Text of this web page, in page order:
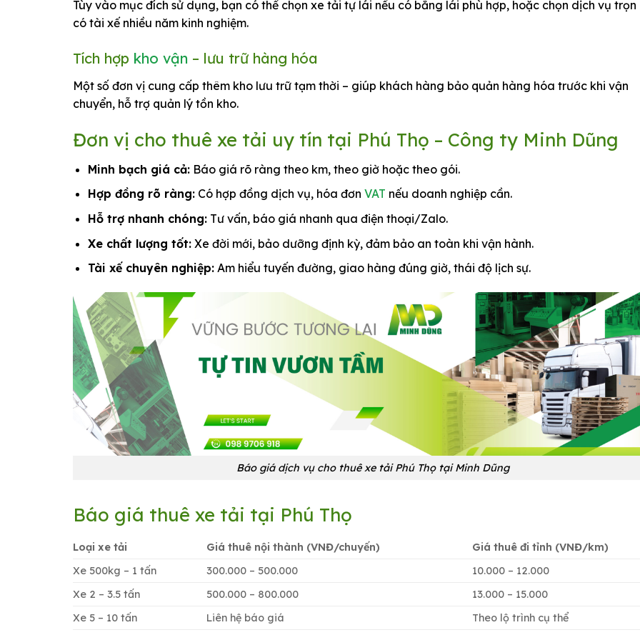
Tùy vào mục đích sử dụng, bạn có thể chọn xe tải tự lái nếu có bằng lái phù hợp, hoặc chọn dịch vụ
có tài xế nhiều năm kinh nghiệm.
Tích hợp kho vận – lưu trữ hàng hóa
Một số đơn vị cung cấp thêm kho lưu trữ tạm thời – giúp khách hàng bảo quản hàng hóa trước khi vận
chuyển, hỗ trợ quản lý tồn kho.
Đơn vị cho thuê xe tải uy tín tại Phú Thọ – Công ty Minh Dũng
Minh bạch giá cả:Báo giá rõ ràng theo km, theo giờ hoặc theo gói.
Hợp đồng rõ ràng:Có hợp đồng dịch vụ, hóa đơn VAT nếu doanh nghiệp cần.
Hỗ trợ nhanh chóng:Tư vấn, báo giá nhanh qua điện thoại/Zalo.
Xe chất lượng tốt:Xe đời mới, bảo dưỡng định kỳ, đảm bảo an toàn khi vận hành.
Tài xế chuyên nghiệp:Am hiểu tuyến đường, giao hàng đúng giờ, thái độ lịch sự.
Báo giá dịch vụ cho thuê xe tải Phú Thọ tại Minh Dũng
Báo giá thuê xe tải tại Phú Thọ
Loại xe tải Giá thuê nội thành (VNĐ/chuyến)
Giá thuê đi tỉnh (VNĐ/km)
Xe 500kg – 1 tấn
300.000 – 500.000
10.000 – 12.000
Xe 2 – 3.5 tấn
500.000 – 800.000
13.000 – 15.000
Xe 5 – 10 tấn
Liên hệ báo giá Theo lộ trình cụ thể